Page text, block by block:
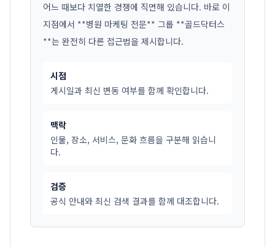
어느 때보다 치열한 경쟁에 직면해 있습니다. 바로 이
지점에서 **병원 마케팅 전문** 그룹 **골드닥터스
**는 완전히 다른 접근법을 제시합니다.
시점
게시일과 최신 변동 여부를 함께 확인합니다.
맥락
인물, 장소, 서비스, 문화 흐름을 구분해 읽습니
다.
검증
공식 안내와 최신 검색 결과를 함께 대조합니다.